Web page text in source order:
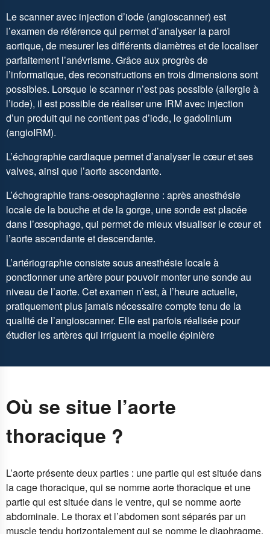
Le scanner avec injection d’iode (angioscanner) est
l’examen de référence qui permet d’analyser la paroi
aortique, de mesurer les différents diamètres et de localiser
parfaitement l’anévrisme. Grâce aux progrès de
l’informatique, des reconstructions en trois dimensions sont
possibles. Lorsque le scanner n’est pas possible (allergie à
l’iode), il est possible de réaliser une IRM avec injection
d’un produit qui ne contient pas d’iode, le gadolinium
(angioIRM).
L’échographie cardiaque permet d’analyser le cœur et ses
valves, ainsi que l’aorte ascendante.
L’échographie trans-oesophagienne : après anesthésie
locale de la bouche et de la gorge, une sonde est placée
dans l’œsophage, qui permet de mieux visualiser le cœur et
l’aorte ascendante et descendante.
L’artériographie consiste sous anesthésie locale à
ponctionner une artère pour pouvoir monter une sonde au
niveau de l’aorte. Cet examen n’est, à l’heure actuelle,
pratiquement plus jamais nécessaire compte tenu de la
qualité de l’angioscanner. Elle est parfois réalisée pour
étudier les artères qui irriguent la moelle épinière
Où se situe l’aorte
thoracique ?
L’aorte présente deux parties : une partie qui est située dans
la cage thoracique, qui se nomme aorte thoracique et une
partie qui est située dans le ventre, qui se nomme aorte
abdominale. Le thorax et l’abdomen sont séparés par un
muscle tendu horizontalement qui se nomme le diaphragme.